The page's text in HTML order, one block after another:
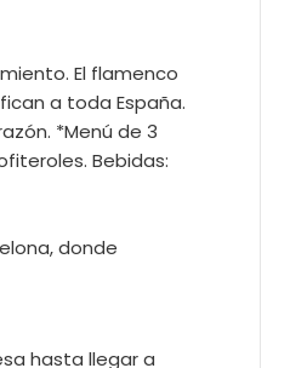
El flamenco
a toda España.
*Menú de 3
Bebidas:
donde
hasta llegar a